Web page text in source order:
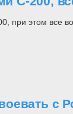
при этом все
с